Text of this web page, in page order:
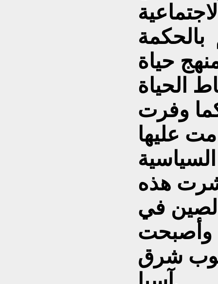
بالحكمة
حياة
الحياة
وفرت
عليها
هذه
الصين في
وأصبحت
شرق